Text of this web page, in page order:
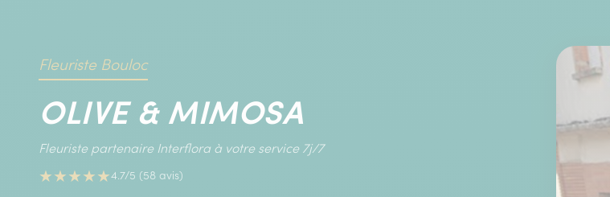
Fleuriste Bouloc
OLIVE & MIMOSA
Fleuriste partenaire Interflora à votre service 7j/7
★★★★★4.7/5 (58 avis)